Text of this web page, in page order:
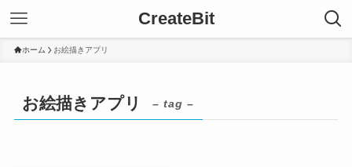
CreateBit
ホーム お絵描きアプリ
お絵描きアプリ – tag –